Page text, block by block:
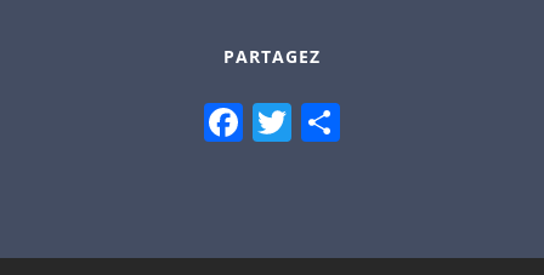
PARTAGEZ
Facebook
Twitter